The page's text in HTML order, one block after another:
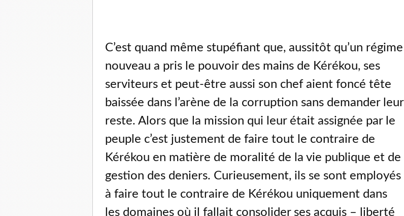
C’est quand même stupéfiant que, aussitôt qu’un régime
nouveau a pris le pouvoir des mains de Kérékou, ses
serviteurs et peut-être aussi son chef aient foncé tête
baissée dans l’arène de la corruption sans demander leur
reste. Alors que la mission qui leur était assignée par le
peuple c’est justement de faire tout le contraire de
Kérékou en matière de moralité de la vie publique et de
gestion des deniers. Curieusement, ils se sont employés
à faire tout le contraire de Kérékou uniquement dans
les domaines où il fallait consolider ses acquis – liberté